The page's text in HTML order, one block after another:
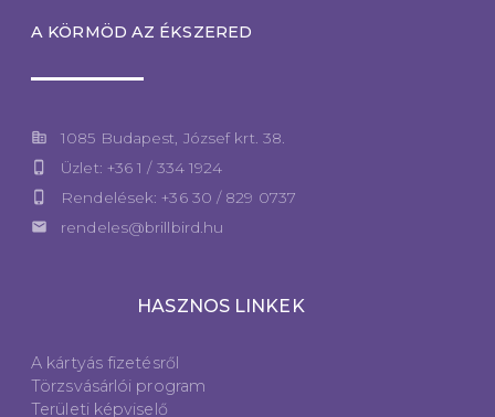
A KÖRMÖD AZ ÉKSZERED
corporate_fare 1085 Budapest, József krt. 38.
phone_iphone Üzlet: +36 1 / 334 1924
phone_iphone Rendelések: +36 30 / 829 0737
email rendeles@brillbird.hu
HASZNOS LINKEK
A kártyás fizetésről
Törzsvásárlói program
Területi képviselő